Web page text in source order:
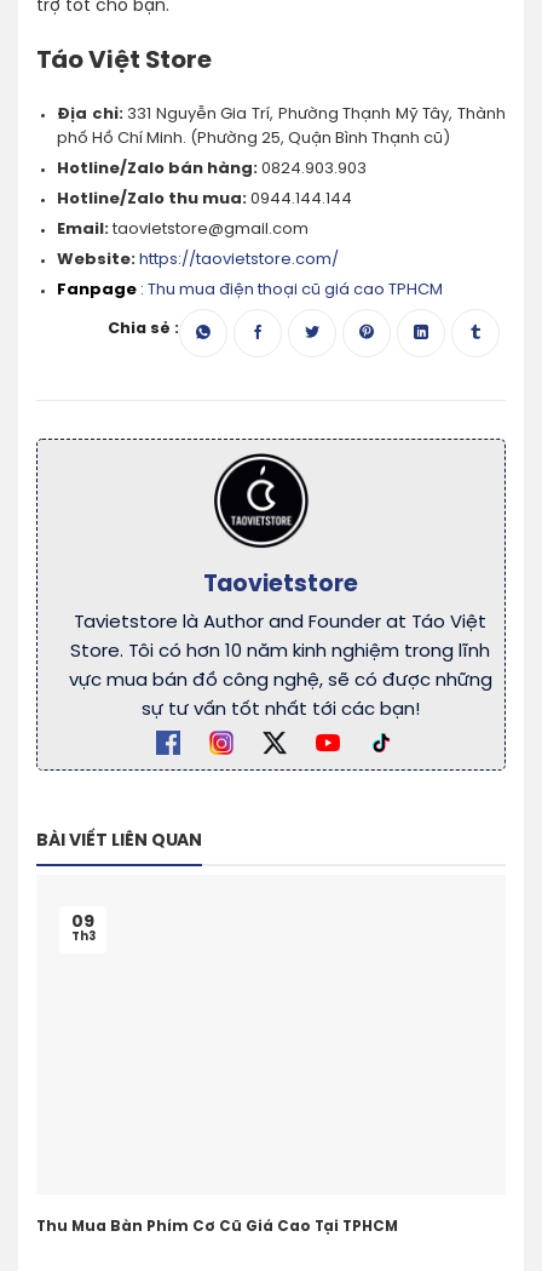
trợ tốt cho bạn.
Táo Việt Store
Địa chỉ:331 Nguyễn Gia Trí, Phường Thạnh Mỹ Tây, Thành
phố Hồ Chí Minh. (Phường 25, Quận Bình Thạnh cũ)
Hotline/Zalo bán hàng:0824.903.903
Hotline/Zalo thu mua:0944.144.144
Email:taovietstore@gmail.com
Website: https://taovietstore.com/
Fanpage : Thu mua điện thoại cũ giá cao TPHCM
Chia sẻ :
Taovietstore
Tavietstore là Author and Founder at Táo Việt
Store. Tôi có hơn 10 năm kinh nghiệm trong lĩnh
vực mua bán đồ công nghệ, sẽ có được những
sự tư vấn tốt nhất tới các bạn!
BÀI VIẾT LIÊN QUAN
Thu Mua Bàn Phím Cơ Cũ Giá Cao Tại TPHCM
09
Th3